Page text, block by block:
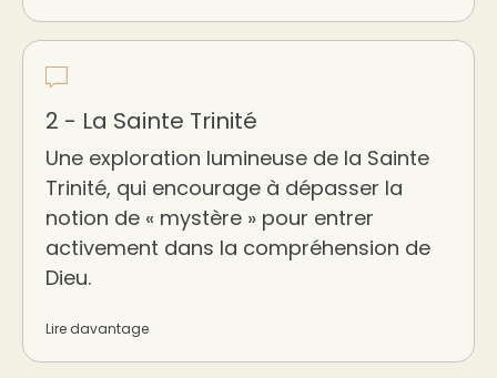
2 - La Sainte Trinité
Une exploration lumineuse de la Sainte
Trinité, qui encourage à dépasser la
notion de « mystère » pour entrer
activement dans la compréhension de
Dieu.
Lire davantage